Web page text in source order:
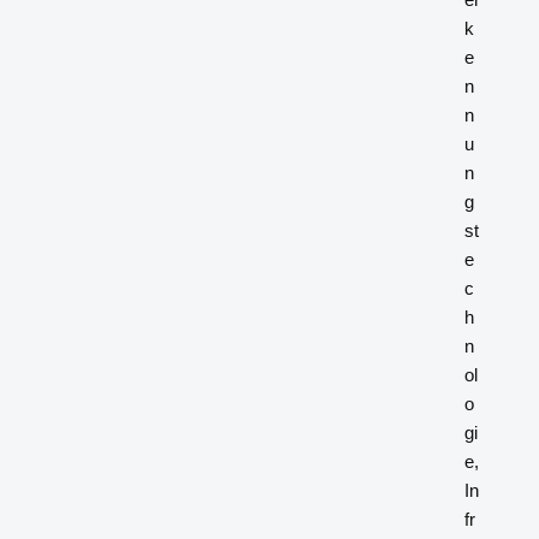
k
e
n
n
u
n
g
st
e
c
h
n
ol
o
gi
e,
In
fr